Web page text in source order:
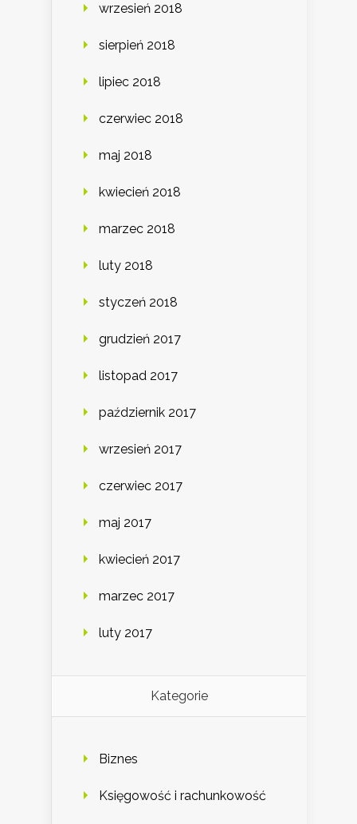
wrzesień 2018
sierpień 2018
lipiec 2018
czerwiec 2018
maj 2018
kwiecień 2018
marzec 2018
luty 2018
styczeń 2018
grudzień 2017
listopad 2017
październik 2017
wrzesień 2017
czerwiec 2017
maj 2017
kwiecień 2017
marzec 2017
luty 2017
Kategorie
Biznes
Księgowość i rachunkowość